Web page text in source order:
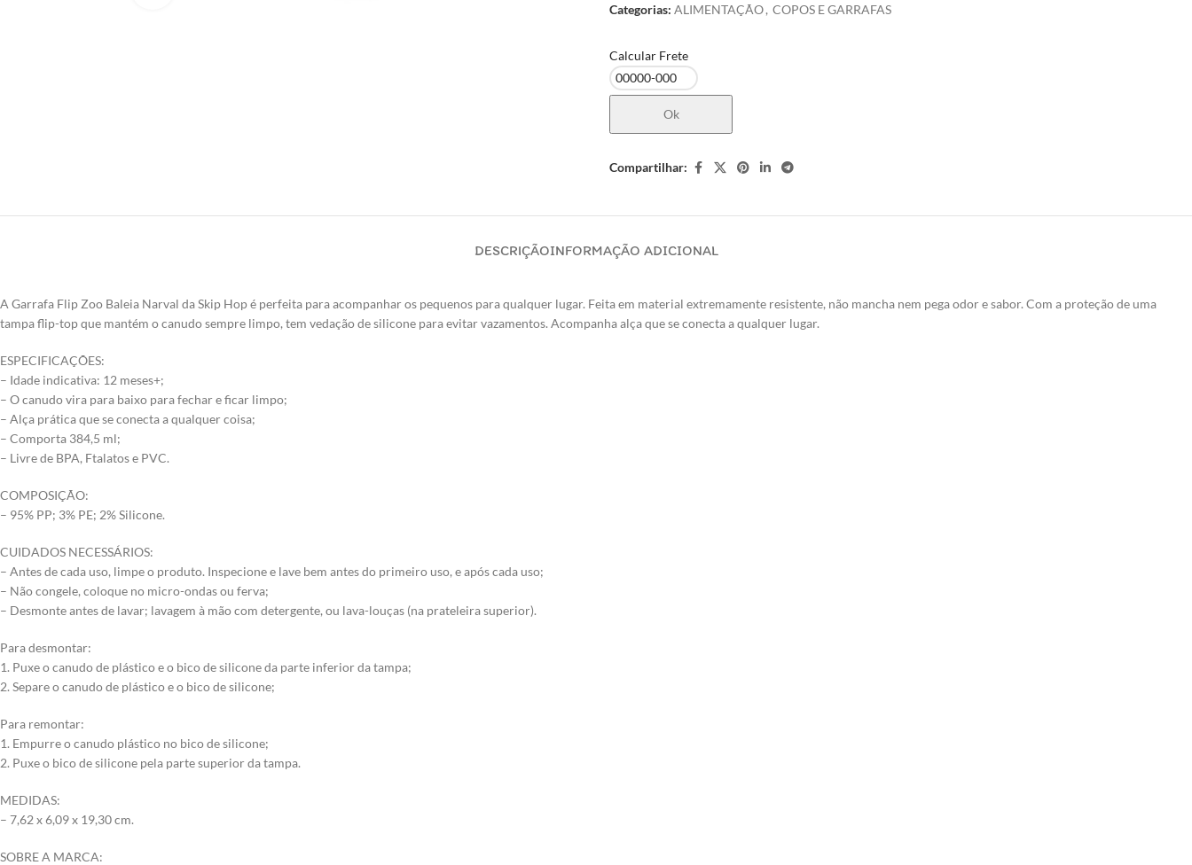
Categorias: ALIMENTAÇÃO, COPOS E GARRAFAS
Calcular Frete
Ok
Compartilhar:
DESCRIÇÃOINFORMAÇÃO ADICIONAL
A Garrafa Flip Zoo Baleia Narval da Skip Hop é perfeita para acompanhar os pequenos para qualquer lugar. Feita em material extremamente resistente, não mancha nem pega odor e sabor. Com a proteção de uma
tampa flip-top que mantém o canudo sempre limpo, tem vedação de silicone para evitar vazamentos. Acompanha alça que se conecta a qualquer lugar.
ESPECIFICAÇÕES:
– Idade indicativa: 12 meses+;
– O canudo vira para baixo para fechar e ficar limpo;
– Alça prática que se conecta a qualquer coisa;
– Comporta 384,5 ml;
– Livre de BPA, Ftalatos e PVC.
COMPOSIÇÃO:
– 95% PP; 3% PE; 2% Silicone.
CUIDADOS NECESSÁRIOS:
– Antes de cada uso, limpe o produto. Inspecione e lave bem antes do primeiro uso, e após cada uso;
– Não congele, coloque no micro-ondas ou ferva;
– Desmonte antes de lavar; lavagem à mão com detergente, ou lava-louças (na prateleira superior).
Para desmontar:
1. Puxe o canudo de plástico e o bico de silicone da parte inferior da tampa;
2. Separe o canudo de plástico e o bico de silicone;
Para remontar:
1. Empurre o canudo plástico no bico de silicone;
2. Puxe o bico de silicone pela parte superior da tampa.
MEDIDAS:
– 7,62 x 6,09 x 19,30 cm.
SOBRE A MARCA: